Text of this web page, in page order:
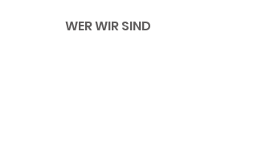
WER WIR SIND